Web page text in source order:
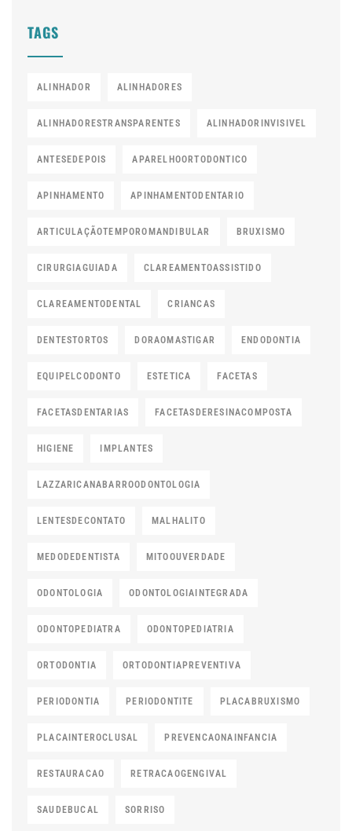
TAGS
ALINHADOR ALINHADORES
ALINHADORESTRANSPARENTES ALINHADORINVISIVEL
ANTESEDEPOIS APARELHOORTODONTICO
APINHAMENTO APINHAMENTODENTARIO
ARTICULAÇÃOTEMPOROMANDIBULAR BRUXISMO
CIRURGIAGUIADA CLAREAMENTOASSISTIDO
CLAREAMENTODENTAL CRIANCAS
DENTESTORTOS DORAOMASTIGAR ENDODONTIA
EQUIPELCODONTO ESTETICA FACETAS
FACETASDENTARIAS FACETASDERESINACOMPOSTA
HIGIENE IMPLANTES
LAZZARICANABARROODONTOLOGIA
LENTESDECONTATO MALHALITO
MEDODEDENTISTA MITOOUVERDADE
ODONTOLOGIA ODONTOLOGIAINTEGRADA
ODONTOPEDIATRA ODONTOPEDIATRIA
ORTODONTIA ORTODONTIAPREVENTIVA
PERIODONTIA PERIODONTITE PLACABRUXISMO
PLACAINTEROCLUSAL PREVENCAONAINFANCIA
RESTAURACAO RETRACAOGENGIVAL
SAUDEBUCAL SORRISO